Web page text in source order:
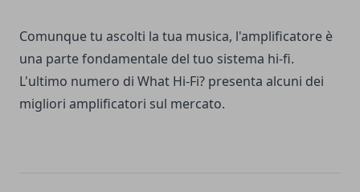
Comunque tu ascolti la tua musica, l'amplificatore è
una parte fondamentale del tuo sistema hi-fi.
L'ultimo numero di What Hi-Fi? presenta alcuni dei
migliori amplificatori sul mercato.